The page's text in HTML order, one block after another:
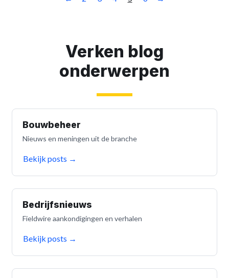
Verken blog
onderwerpen
Bouwbeheer
Nieuws en meningen uit de branche
Bekijk posts →
Bedrijfsnieuws
Fieldwire aankondigingen en verhalen
Bekijk posts →